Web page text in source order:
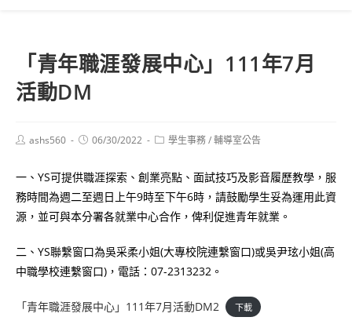
「青年職涯發展中心」111年7月
活動DM
Postashs560
Post06/30/2022
Post學生事務/輔導室公告
一、YS可提供職涯探索、創業亮點、面試技巧及影音履歷教學，服
務時間為週二至週日上午9時至下午6時，請鼓勵學生妥為運用此資
源，並可與本分署各就業中心合作，俾利促進青年就業。
二、YS聯繫窗口為吳采柔小姐(大專校院連繫窗口)或吳尹玹小姐(高
中職學校連繫窗口)，電話：07-2313232。
「青年職涯發展中心」111年7月活動DM2 下載